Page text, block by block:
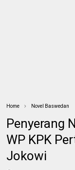
Home Novel Baswedan
Penyerang
WP KPK
Jokowi